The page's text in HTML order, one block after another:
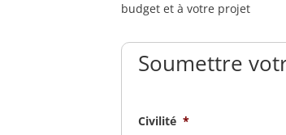
budget et à votre projet
Soumettre
Civilité *